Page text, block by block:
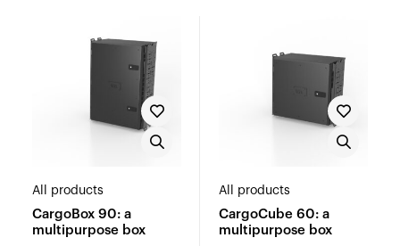
All products
CargoBox 90: a
multipurpose box
All products
CargoCube 60: a
multipurpose box